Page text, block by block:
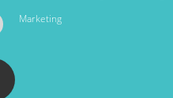
Marketing